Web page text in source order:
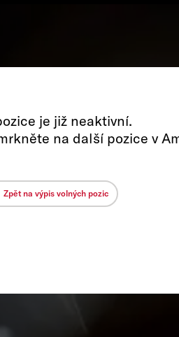
je již neaktivní.
na další pozice v
Zpět na výpis volných pozic